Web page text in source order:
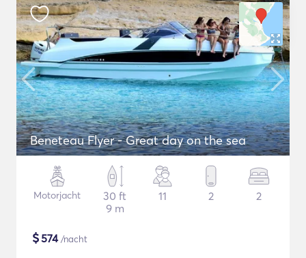
Beneteau Flyer - Great day on the sea
Motorjacht
30 ft
9 m
11 2 2
$574/nacht